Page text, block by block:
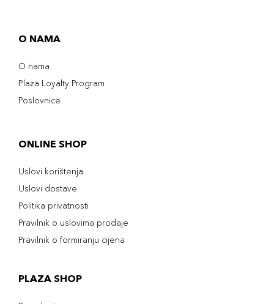
O NAMA
O nama
Plaza Loyalty Program
Poslovnice
ONLINE SHOP
Uslovi korištenja
Uslovi dostave
Politika privatnosti
Pravilnik o uslovima prodaje
Pravilnik o formiranju cijena
PLAZA SHOP